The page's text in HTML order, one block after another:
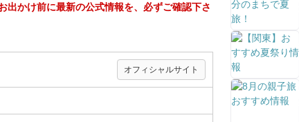
かけ前に最新の公式情報を、必ずご確認下さ
オフィシャルサイト